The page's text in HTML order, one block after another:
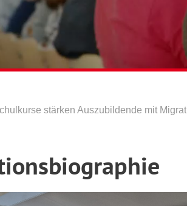
stärken Auszubildende mit